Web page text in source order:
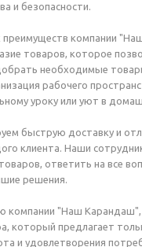
и безопасности.
компании
товаров, которое
необходимые
рабочего
уроку или уют в
быструю доставку и
клиента. Наши
ответить на все
решения.
компании "Наш
который предлагает
и удовлетворения